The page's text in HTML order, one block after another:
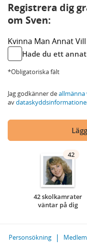
Registrera dig
om Sven:
Kvinna Man Annat
Hade du ett
*Obligatoriska fält
Jag godkänner deallmänna
av
42
42 skolkamrater
väntar på dig
Personsökning